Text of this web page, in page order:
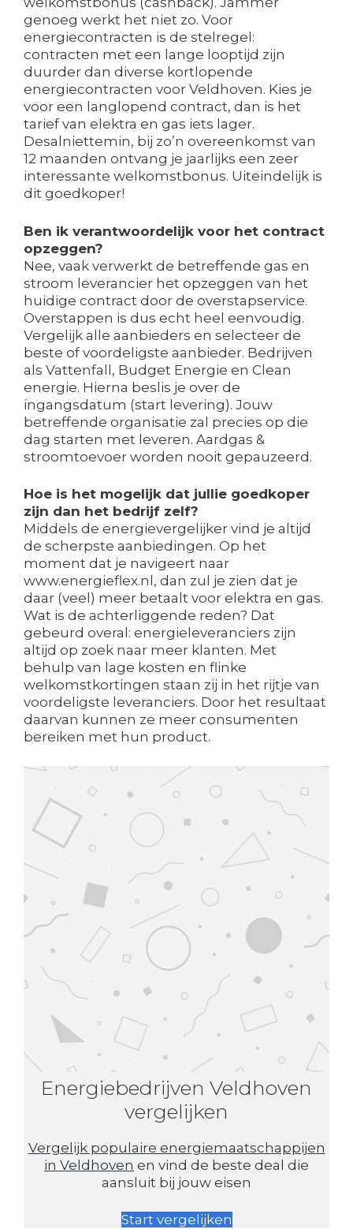
genoeg werkt het niet zo. Voor
energiecontracten is de stelregel:
contracten met een lange looptijd zijn
duurder dan diverse kortlopende
energiecontracten voor Veldhoven. Kies je
voor een langlopend contract, dan is het
tarief van elektra en gas iets lager.
Desalniettemin, bij zo’n overeenkomst van
12 maanden ontvang je jaarlijks een zeer
interessante welkomstbonus. Uiteindelijk is
dit goedkoper!
Ben ik verantwoordelijk voor het contract
opzeggen?
Nee, vaak verwerkt de betreffende gas en
stroom leverancier het opzeggen van het
huidige contract door de overstapservice.
Overstappen is dus echt heel eenvoudig.
Vergelijk alle aanbieders en selecteer de
beste of voordeligste aanbieder. Bedrijven
als Vattenfall, Budget Energie en Clean
energie. Hierna beslis je over de
ingangsdatum (start levering). Jouw
betreffende organisatie zal precies op die
dag starten met leveren. Aardgas &
stroomtoevoer worden nooit gepauzeerd.
Hoe is het mogelijk dat jullie goedkoper
zijn dan het bedrijf zelf?
Middels de energievergelijker vind je altijd
de scherpste aanbiedingen. Op het
moment dat je navigeert naar
www.energieflex.nl, dan zul je zien dat je
daar (veel) meer betaalt voor elektra en gas.
Wat is de achterliggende reden? Dat
gebeurd overal: energieleveranciers zijn
altijd op zoek naar meer klanten. Met
behulp van lage kosten en flinke
welkomstkortingen staan zij in het rijtje van
voordeligste leveranciers. Door het resultaat
daarvan kunnen ze meer consumenten
bereiken met hun product.
Energiebedrijven Veldhoven
vergelijken
Vergelijk populaire energiemaatschappijen
in Veldhoven en vind de beste deal die
aansluit bij jouw eisen
Start vergelijken